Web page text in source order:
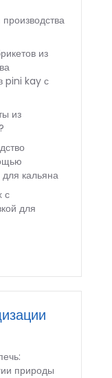
из
pini kay с
из
кальяна
с
для
природы